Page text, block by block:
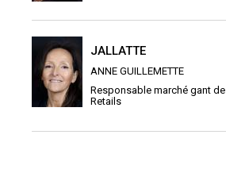
JALLATTE
ANNE GUILLEMETTE
Responsable marché gant
Retails